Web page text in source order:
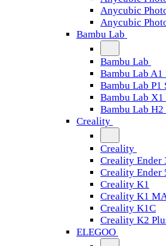
Anycubic
Anycubic
Bambu Lab
Bambu Lab
Bambu Lab A1
Bambu Lab P1
Bambu Lab X1
Bambu Lab H2
Creality
Creality
Creality Ender
Creality Ender
Creality K1
Creality K1
Creality K1C
Creality K2
ELEGOO